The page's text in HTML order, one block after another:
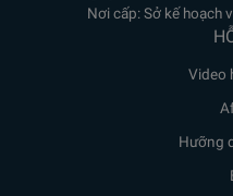
Nơi cấp: Sở kế hoạch
Video
Hưỡng